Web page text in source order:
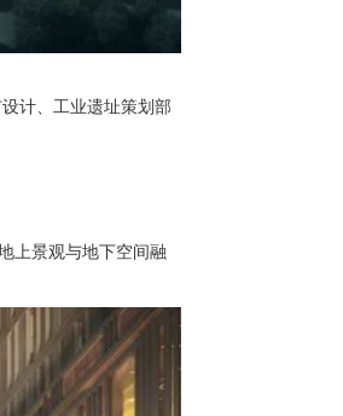
计、工业遗址策划部
上景观与地下空间融